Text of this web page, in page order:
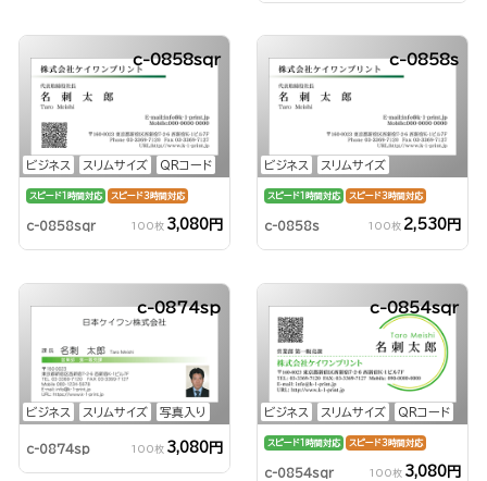
ビジネス スリムサイズ QRコード
c-0858sqr
スピード1時間対応 スピード3時間対応
c-0858sqr 100枚 3,080円
ビジネス スリムサイズ
c-0858s
スピード1時間対応 スピード3時間対応
c-0858s 100枚 2,530円
ビジネス スリムサイズ 写真入り
c-0874sp
c-0874sp 100枚 3,080円
ビジネス スリムサイズ QRコード
c-0854sqr
スピード1時間対応 スピード3時間対応
c-0854sqr 100枚 3,080円